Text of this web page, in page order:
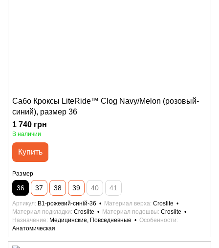
Сабо Кроксы LiteRide™ Clog Navy/Melon (розовый-
синий), размер 36
1 740 грн
В наличии
Купить
Размер
36 37 38 39 40 41
Артикул B1-рожевий-синій-36 Материал верха Croslite
Материал подкладки Croslite Материал подошвы Croslite
Назначение
Медицинские, Повседневные
Особенности
Анатомическая